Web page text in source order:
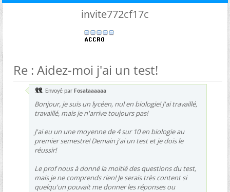
invite772cf17c
Re : Aidez-moi j'ai un test!
Envoyé par Fosataaaaaa
Bonjour, je suis un lycéen, nul en biologie! J'ai travaillé,
travaillé, mais je n'arrive toujours pas!
J'ai eu un une moyenne de 4 sur 10 en biologie au
premier semestre! Demain j'ai un test et je dois le
réussir!
Le prof nous à donné la moitié des questions du test,
mais je ne comprends rien! Je serais très content si
quelqu'un pouvait me donner les réponses ou